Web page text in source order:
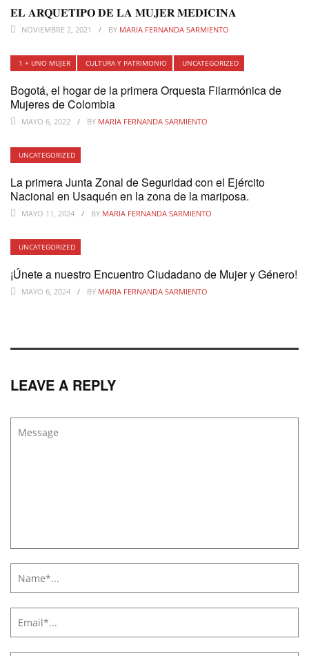
𝐄𝐋 𝐀𝐑𝐐𝐔𝐄𝐓𝐈𝐏𝐎 𝐃𝐄 𝐋𝐀 𝐌𝐔𝐉𝐄𝐑 𝐌𝐄𝐃𝐈𝐂𝐈𝐍𝐀
NOVIEMBRE 2, 2021 BY MARIA FERNANDA SARMIENTO
1 + UNO MUJER CULTURA Y PATRIMONIO UNCATEGORIZED
Bogotá, el hogar de la primera Orquesta Filarmónica de
Mujeres de Colombia
MAYO 6, 2022 BY MARIA FERNANDA SARMIENTO
UNCATEGORIZED
La primera Junta Zonal de Seguridad con el Ejército
Nacional en Usaquén en la zona de la mariposa.
MAYO 11, 2024 BY MARIA FERNANDA SARMIENTO
UNCATEGORIZED
¡Únete a nuestro Encuentro Ciudadano de Mujer y Género!
MAYO 6, 2024 BY MARIA FERNANDA SARMIENTO
LEAVE A REPLY